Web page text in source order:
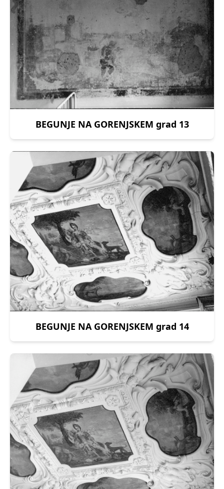
BEGUNJE NA GORENJSKEM grad 13
BEGUNJE NA GORENJSKEM grad 14